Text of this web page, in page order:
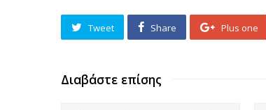
Tweet Share Plus one
Διαβάστε επίσης